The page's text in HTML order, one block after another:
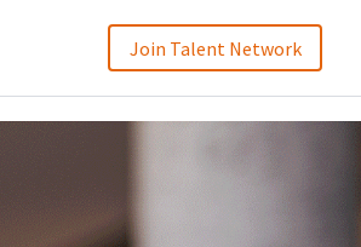
Join Talent Network